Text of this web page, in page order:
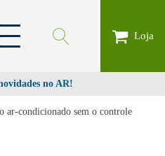
Loja
no AR!
ar-condicionado sem o controle